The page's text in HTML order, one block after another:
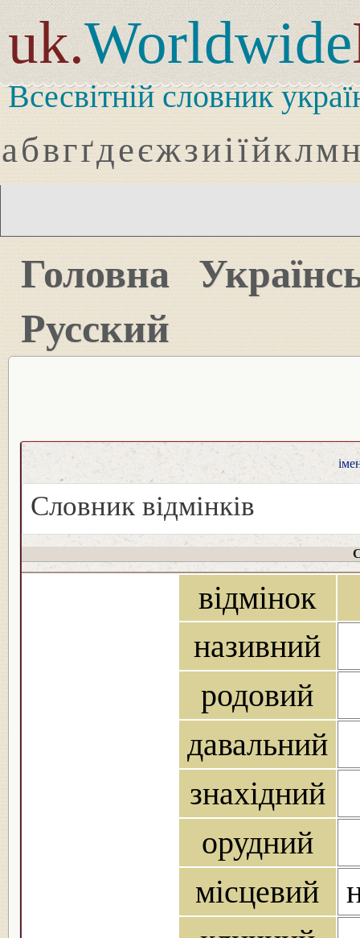
uk.Worldwide
Всесвітній словник
абвгґдеєжзиіїйклмн
Головна
Русский
Словник відмінків
відмінок
називний
родовий
давальний
знахідний
орудний
місцевий